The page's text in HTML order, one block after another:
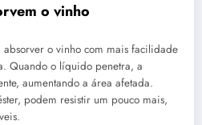
o vinho
absorver o vinho com mais facilidade
Quando o líquido penetra, a
aumentando a área afetada.
podem resistir um pouco mais,